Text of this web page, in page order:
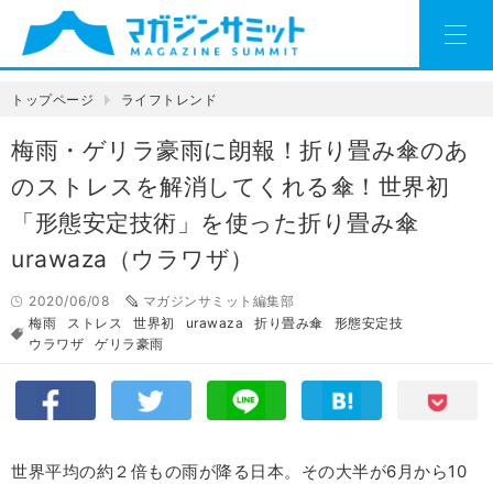
トップページ ライフトレンド
梅雨・ゲリラ豪雨に朗報！折り畳み傘のあ
のストレスを解消してくれる傘！世界初
「形態安定技術」を使った折り畳み傘
urawaza（ウラワザ）
2020/06/08
マガジンサミット編集部
梅雨
ストレス 世界初 urawaza 折り畳み傘
形態安定技
ウラワザ
ゲリラ豪雨
世界平均の約２倍もの雨が降る日本。その大半が6月から10